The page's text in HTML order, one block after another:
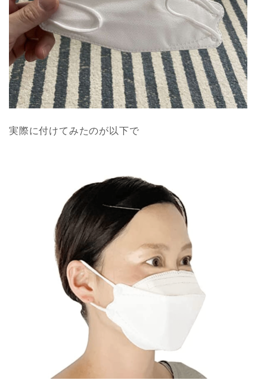
実際に付けてみたのが以下で